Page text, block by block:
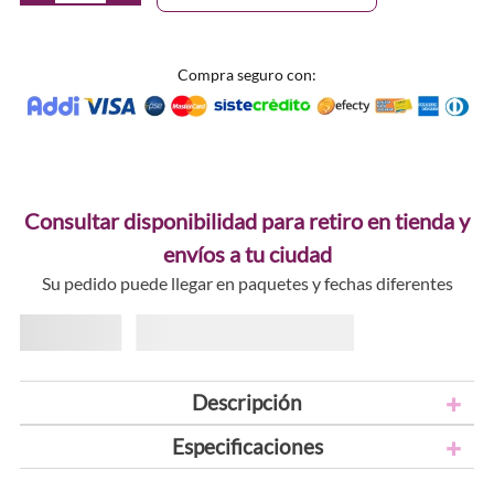
Compra seguro con:
Consultar disponibilidad para retiro en tienda y
envíos a tu ciudad
Su pedido puede llegar en paquetes y fechas diferentes
Descripción
Especificaciones